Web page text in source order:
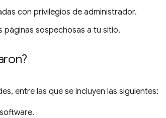
con privilegios de administrador.
páginas sospechosas a tu sitio.
entre las que se incluyen las siguientes: